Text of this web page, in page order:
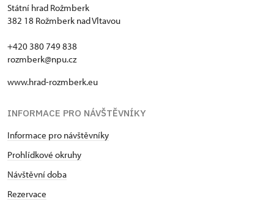
Státní hrad Rožmberk
382 18 Rožmberk nad Vltavou
+420 380 749 838
rozmberk@npu.cz
www.hrad-rozmberk.eu
INFORMACE PRO NÁVŠTĚVNÍKY
Informace pro návštěvníky
Prohlídkové okruhy
Návštěvní doba
Rezervace